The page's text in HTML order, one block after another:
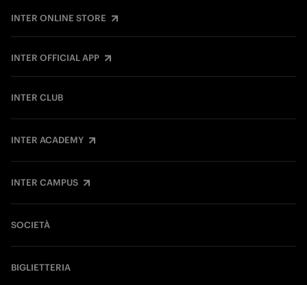
INTER ONLINE STORE
INTER OFFICIAL APP
INTER CLUB
INTER ACADEMY
INTER CAMPUS
SOCIETÀ
BIGLIETTERIA